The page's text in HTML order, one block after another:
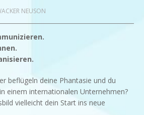
NEUSON
beflügeln deine Phantasie und du
einem internationalen Unternehmen?
vielleicht dein Start ins neue